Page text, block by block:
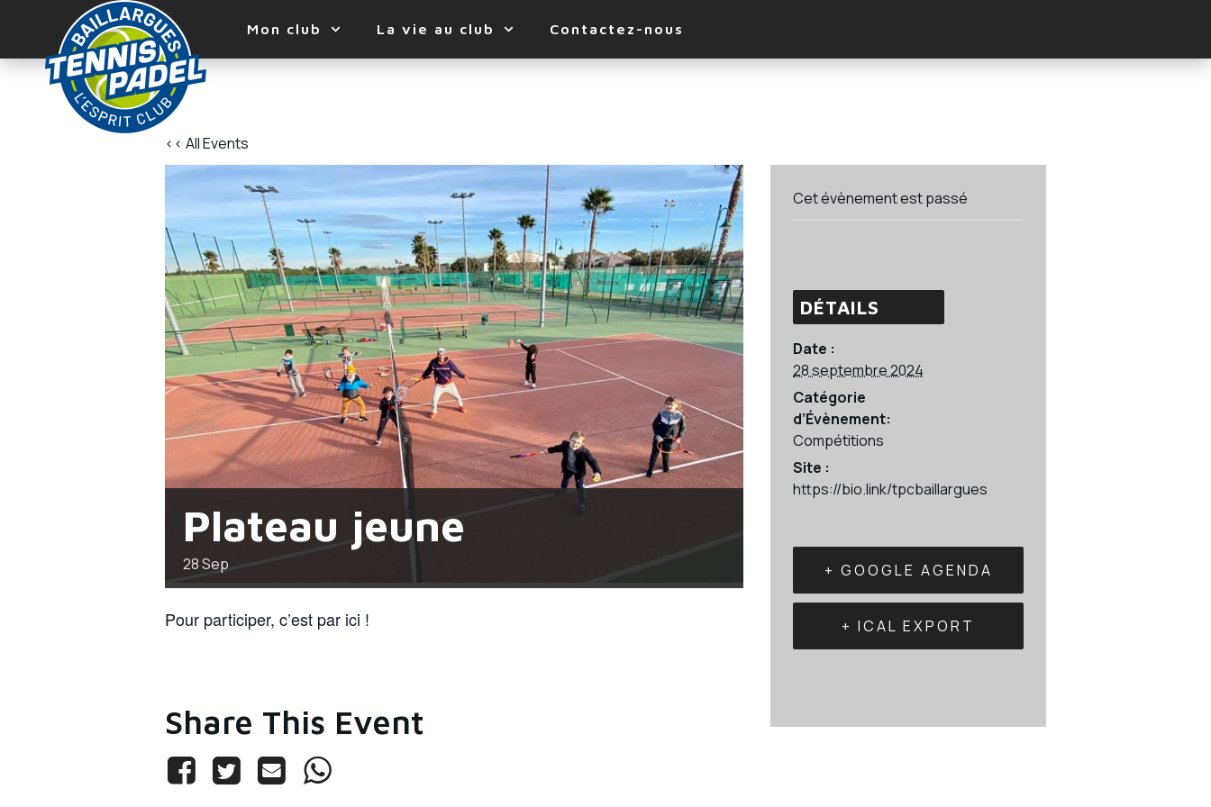
Mon club La vie au club Contactez-nous
<< All Events
Plateau jeune
28Sep
Pour participer, c’est par ici !
Share This Event
Cet évènement est passé
DÉTAILS
Date :
28 septembre 2024
Catégorie
d’Évènement:
Compétitions
Site :
https://bio.link/tpcbaillargues
+ GOOGLE AGENDA
+ ICAL EXPORT